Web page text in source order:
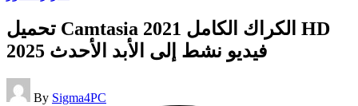
تحميل Camtasia 2021 الكراك الكامل HD
فيديو نشط إلى الأبد الأحدث 2025
Posted
by
By Sigma4PC